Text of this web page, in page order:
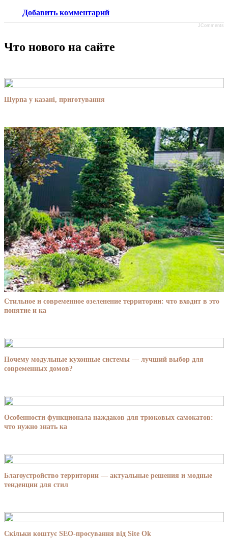
Добавить комментарий
JComments
Что нового на сайте
Шурпа у казані, приготування
Стильное и современное озеленение территории: что входит в это
понятие и ка
Почему модульные кухонные системы — лучший выбор для
современных домов?
Особенности функционала наждаков для трюковых самокатов:
что нужно знать ка
Благоустройство территории — актуальные решения и модные
тенденции для стил
Скільки коштує SEO-просування від Site Ok